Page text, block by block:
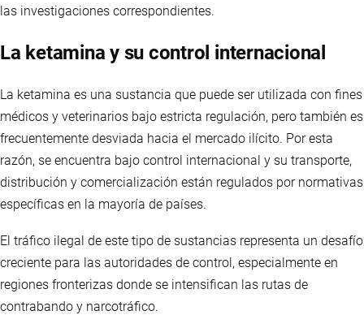
las investigaciones correspondientes.
La ketamina y su control internacional
La ketamina es una sustancia que puede ser utilizada con fines
médicos y veterinarios bajo estricta regulación, pero también es
frecuentemente desviada hacia el mercado ilícito. Por esta
razón, se encuentra bajo control internacional y su transporte,
distribución y comercialización están regulados por normativas
específicas en la mayoría de países.
El tráfico ilegal de este tipo de sustancias representa un desafío
creciente para las autoridades de control, especialmente en
regiones fronterizas donde se intensifican las rutas de
contrabando y narcotráfico.